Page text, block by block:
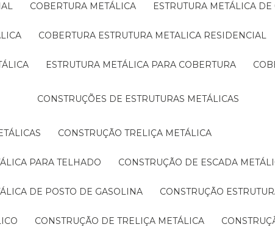
COBERTURA METÁLICA ESTRUTURA METÁLICA
COBERTURA ESTRUTURA METALICA RESIDENCIAL
ESTRUTURA METÁLICA PARA COBERTURA
CONSTRUÇÕES DE ESTRUTURAS METÁLICAS
CONSTRUÇÃO TRELIÇA METÁLICA
PARA TELHADO CONSTRUÇÃO DE ESCADA
DE POSTO DE GASOLINA CONSTRUÇÃO
CONSTRUÇÃO DE TRELIÇA METÁLICA